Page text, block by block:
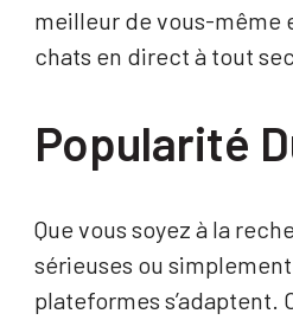
meilleur de vous-même
chats en direct à tout
Popularité
Que vous soyez à la
sérieuses ou
plateformes s’adaptent.